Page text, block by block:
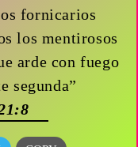
fornicarios
los mentirosos
arde con fuego
segunda”